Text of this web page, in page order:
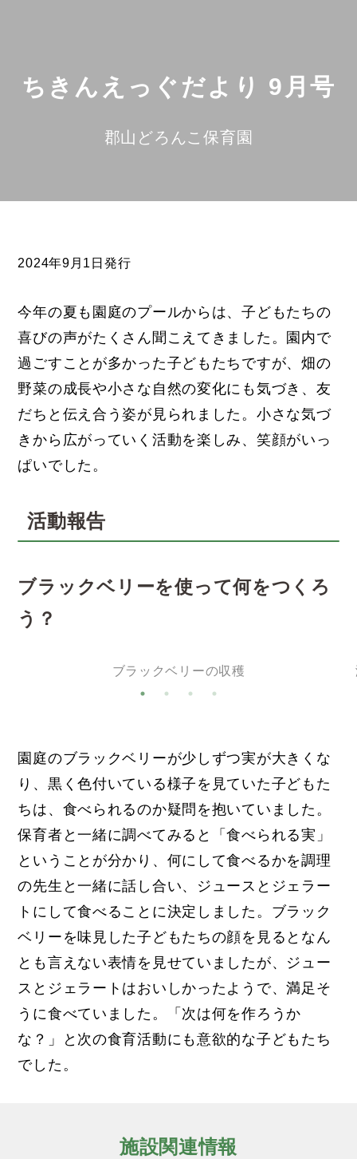
ちきんえっぐだより 9月号
郡山どろんこ保育園
2024年9月1日発行
今年の夏も園庭のプールからは、子どもたちの
喜びの声がたくさん聞こえてきました。園内で
過ごすことが多かった子どもたちですが、畑の
野菜の成長や小さな自然の変化にも気づき、友
だちと伝え合う姿が見られました。小さな気づ
きから広がっていく活動を楽しみ、笑顔がいっ
ぱいでした。
活動報告
ブラックベリーを使って何をつくろ
う？
ブラックベリーの収穫
園庭のブラックベリーが少しずつ実が大きくな
り、黒く色付いている様子を見ていた子どもた
ちは、食べられるのか疑問を抱いていました。
保育者と一緒に調べてみると「食べられる実」
ということが分かり、何にして食べるかを調理
の先生と一緒に話し合い、ジュースとジェラー
トにして食べることに決定しました。ブラック
ベリーを味見した子どもたちの顔を見るとなん
とも言えない表情を見せていましたが、ジュー
スとジェラートはおいしかったようで、満足そ
うに食べていました。「次は何を作ろうか
な？」と次の食育活動にも意欲的な子どもたち
でした。
施設関連情報